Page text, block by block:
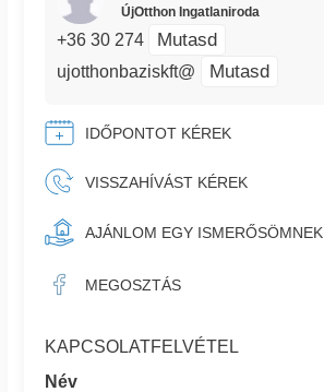
ÚjOtthon Ingatlaniroda
+36 30 274 Mutasd
ujotthonbaziskft@ Mutasd
IDŐPONTOT KÉREK
VISSZAHÍVÁST KÉREK
AJÁNLOM EGY ISMERŐSÖMNEK
MEGOSZTÁS
KAPCSOLATFELVÉTEL
Név